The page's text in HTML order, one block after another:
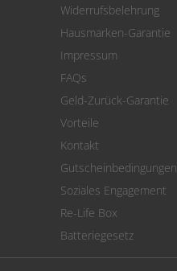
Cookie Einstellungen
Widerrufsbelehrung
Hausmarken-Garantie
Impressum
FAQs
Geld-Zurück-Garantie
Vorteile
Kontakt
Gutscheinbedingungen
Soziales Engagement
Re-Life Box
Batteriegesetz